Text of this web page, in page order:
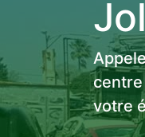
votre